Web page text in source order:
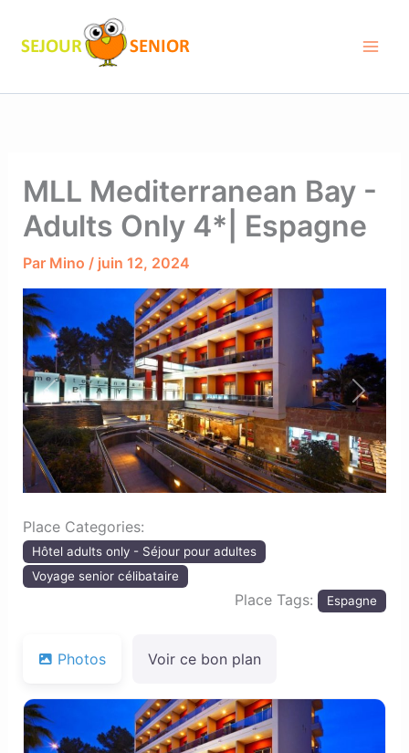
contenu
MLL Mediterranean Bay -
Adults Only 4*| Espagne
Par Mino / juin 12, 2024
Previous Next
Place Categories:
Hôtel adults only - Séjour pour adultes
Voyage senior célibataire
Place Tags: Espagne
Photos Voir ce bon plan